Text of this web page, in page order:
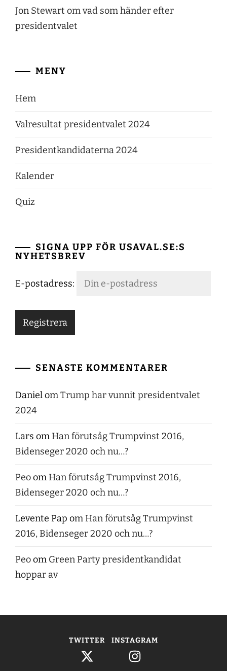
Jon Stewart om vad som händer efter
presidentvalet
MENY
Hem
Valresultat presidentvalet 2024
Presidentkandidaterna 2024
Kalender
Quiz
SIGNA UPP FÖR USAVAL.SE:S
NYHETSBREV
E-postadress:
SENASTE KOMMENTARER
DanielomTrump har vunnit presidentvalet
2024
Lars om Han förutsåg Trumpvinst 2016,
Bidenseger 2020 och nu…?
Peoom Han förutsåg Trumpvinst 2016,
Bidenseger 2020 och nu…?
Levente Pap om Han förutsåg Trumpvinst
2016, Bidenseger 2020 och nu…?
Peoom Green Party presidentkandidat
hoppar av
TWITTER INSTAGRAM